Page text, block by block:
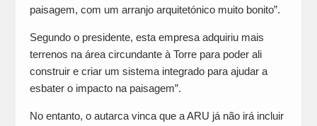
paisagem, com um arranjo arquitetónico muito bonito”.
Segundo o presidente, esta empresa adquiriu mais
terrenos na área circundante à Torre para poder ali
construir e criar um sistema integrado para ajudar a
esbater o impacto na paisagem”.
No entanto, o autarca vinca que a ARU já não irá incluir